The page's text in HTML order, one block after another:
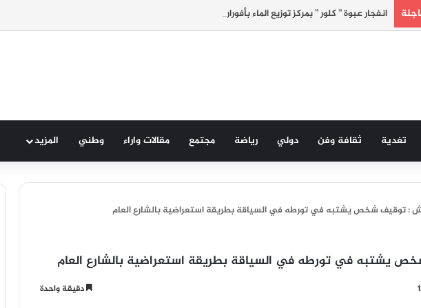
انفجار عبوة ” كلور ” بمركز توزيع الماء بأفورار يرسل مواطنين للمستشفى الجهوي
تغدية ثقافة وفن دولي رياضة مجتمع مقالات واراء وطني المزيد
: توقيف شخص يشتبه في تورطه في السياقة بطريقة استعراضية بالشارع العام
يشتبه في تورطه في السياقة بطريقة استعراضية بالشارع العام
دقيقة واحدة